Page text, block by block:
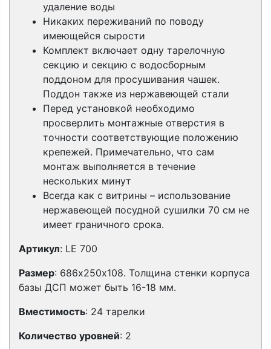
удаление воды
Никаких переживаний по поводу
имеющейся сырости
Комплект включает одну тарелочную
секцию и секцию с водосборным
поддоном для просушивания чашек.
Поддон также из нержавеющей стали
Перед установкой необходимо
просверлить монтажные отверстия в
точности соответствующие положению
крепежей. Примечательно, что сам
монтаж выполняется в течение
нескольких минут
Всегда как с витрины – использование
нержавеющей посудной сушилки 70 см не
имеет граничного срока.
Артикул: LE 700
Размер: 686х250х108. Толщина стенки корпуса
базы ДСП может быть 16-18 мм.
Вместимость: 24 тарелки
Количество уровней: 2